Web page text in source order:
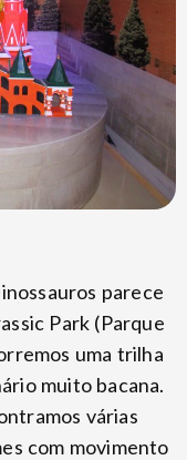
parece
Park (Parque
uma trilha
muito bacana.
várias
com movimento